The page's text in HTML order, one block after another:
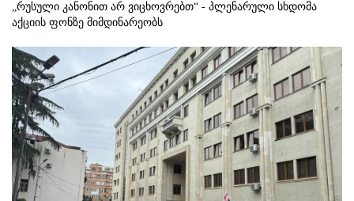
„რუსული კანონით არ ვიცხოვრებთ“ - პლენარული სხდომა
აქციის ფონზე მიმდინარეობს